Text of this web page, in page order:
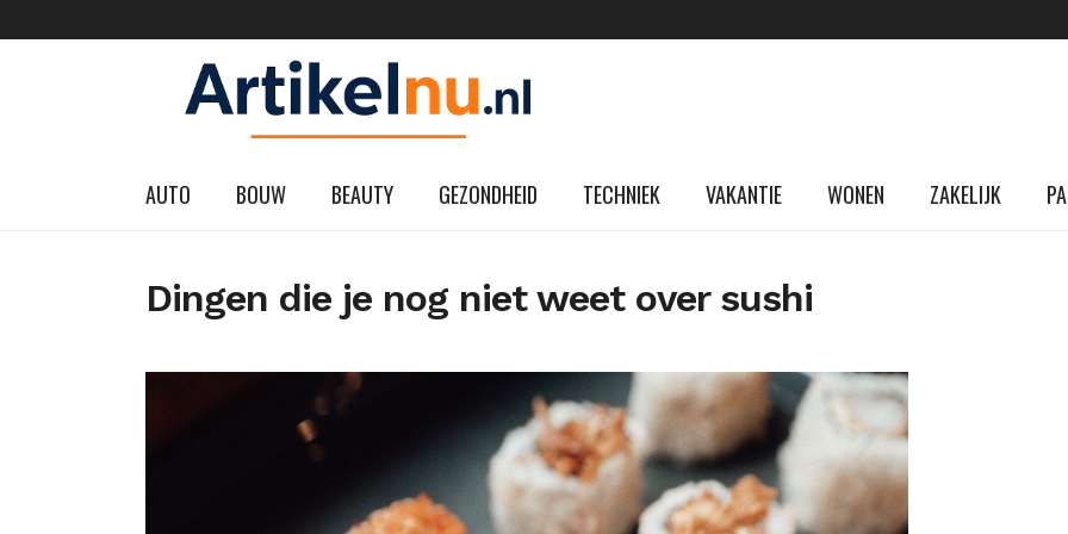
AUTO BOUW BEAUTY GEZONDHEID TECHNIEK VAKANTIE WONEN ZAKELIJK
Dingen die je nog niet weet over sushi